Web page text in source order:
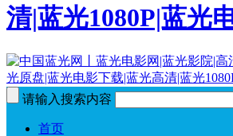
清|蓝光1080P|蓝光
请输入搜索内容
首页